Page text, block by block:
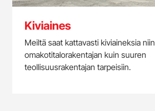
Kiviaines
Meiltä saat kattavasti kiviaineksia niin
omakotitalorakentajan kuin suuren
teollisuusrakentajan tarpeisiin.